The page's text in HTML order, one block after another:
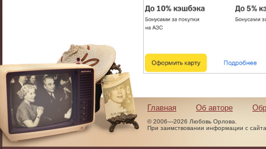
Главная Об авторе
© 2006—2026 Любовь Орлова.
При заимствовании информации с